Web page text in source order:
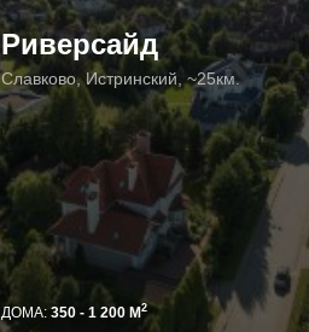
Риверсайд
Славково, Истринский, ~25км.
ДОМА: 350 - 1 200 М 2